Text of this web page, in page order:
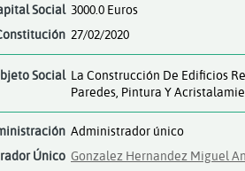
Social 3000.0 Euros
27/02/2020
Social La Construcción De Edificios
Paredes, Pintura Y
Administrador único
Único Gonzalez Hernandez Miguel